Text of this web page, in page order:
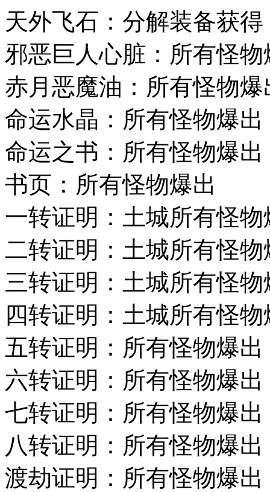
天外飞石：分解装备获得
邪恶巨人心脏：所有怪物
赤月恶魔油：所有怪物爆
命运水晶：所有怪物爆出
命运之书：所有怪物爆出
书页：所有怪物爆出
一转证明：土城所有怪物
二转证明：土城所有怪物
三转证明：土城所有怪物
四转证明：土城所有怪物
五转证明：所有怪物爆出
六转证明：所有怪物爆出
七转证明：所有怪物爆出
八转证明：所有怪物爆出
渡劫证明：所有怪物爆出